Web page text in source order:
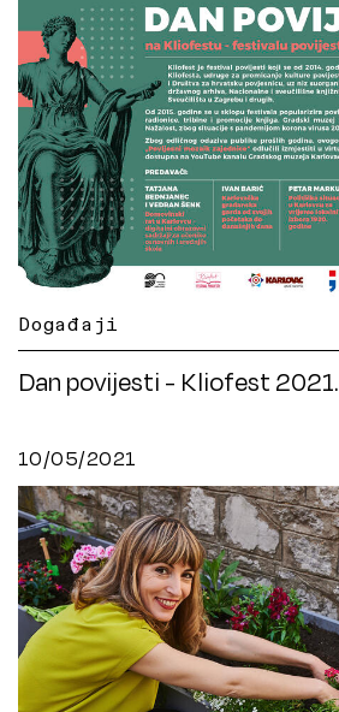
Događaji
Dan povijesti - Kliofest 2021.
10/05/2021